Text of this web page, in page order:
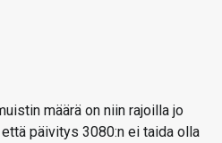
määrä on niin rajoilla jo
päivitys 3080:n ei taida olla